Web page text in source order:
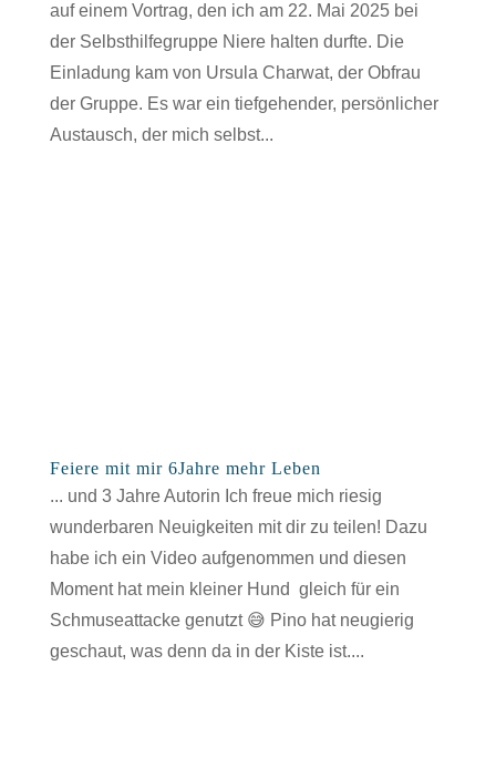
auf einem Vortrag, den ich am 22. Mai 2025 bei
der Selbsthilfegruppe Niere halten durfte. Die
Einladung kam von Ursula Charwat, der Obfrau
der Gruppe. Es war ein tiefgehender, persönlicher
Austausch, der mich selbst...
Feiere mit mir 6Jahre mehr Leben
... und 3 Jahre Autorin Ich freue mich riesig
wunderbaren Neuigkeiten mit dir zu teilen! Dazu
habe ich ein Video aufgenommen und diesen
Moment hat mein kleiner Hund gleich für ein
Schmuseattacke genutzt 😅 Pino hat neugierig
geschaut, was denn da in der Kiste ist....